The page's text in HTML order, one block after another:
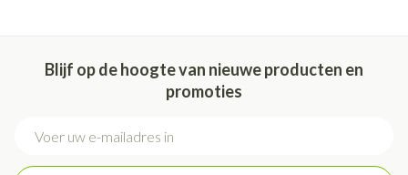
Blijf op de hoogte van nieuwe producten en
promoties